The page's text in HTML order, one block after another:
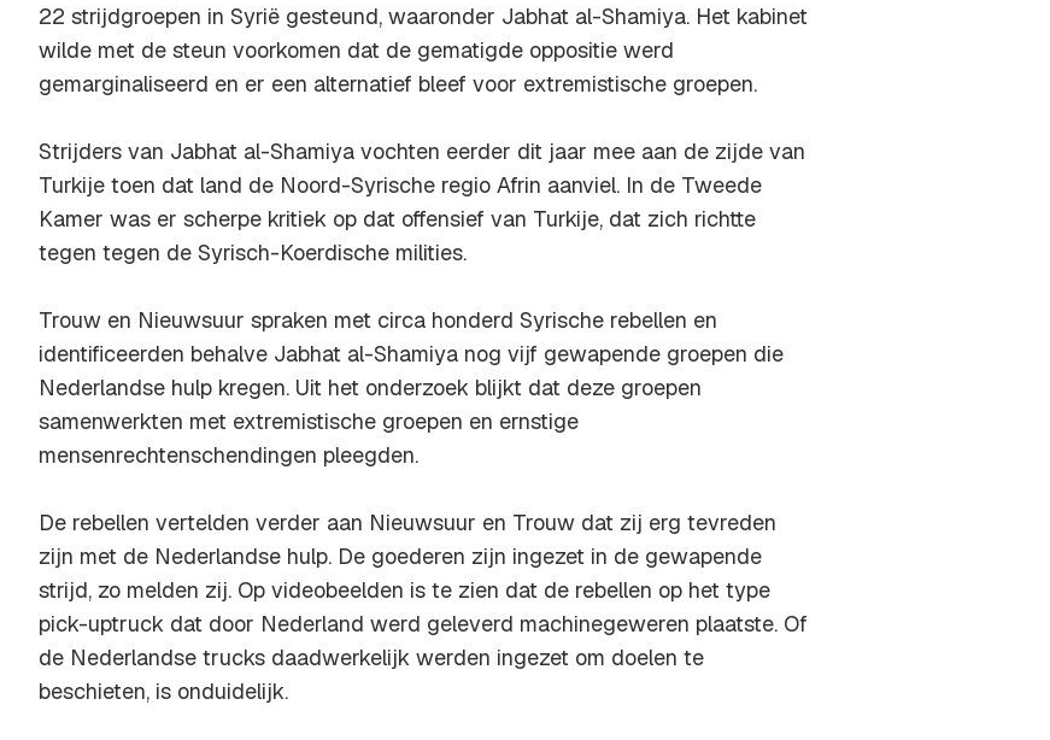
22 strijdgroepen in Syrië gesteund, waaronder Jabhat al-Shamiya. Het kabinet
wilde met de steun voorkomen dat de gematigde oppositie werd
gemarginaliseerd en er een alternatief bleef voor extremistische groepen.
Strijders van Jabhat al-Shamiya vochten eerder dit jaar mee aan de zijde van
Turkije toen dat land de Noord-Syrische regio Afrin aanviel. In de Tweede
Kamer was er scherpe kritiek op dat offensief van Turkije, dat zich richtte
tegen tegen de Syrisch-Koerdische milities.
Trouw en Nieuwsuur spraken met circa honderd Syrische rebellen en
identificeerden behalve Jabhat al-Shamiya nog vijf gewapende groepen die
Nederlandse hulp kregen. Uit het onderzoek blijkt dat deze groepen
samenwerkten met extremistische groepen en ernstige
mensenrechtenschendingen pleegden.
De rebellen vertelden verder aan Nieuwsuur en Trouw dat zij erg tevreden
zijn met de Nederlandse hulp. De goederen zijn ingezet in de gewapende
strijd, zo melden zij. Op videobeelden is te zien dat de rebellen op het type
pick-uptruck dat door Nederland werd geleverd machinegeweren plaatste. Of
de Nederlandse trucks daadwerkelijk werden ingezet om doelen te
beschieten, is onduidelijk.